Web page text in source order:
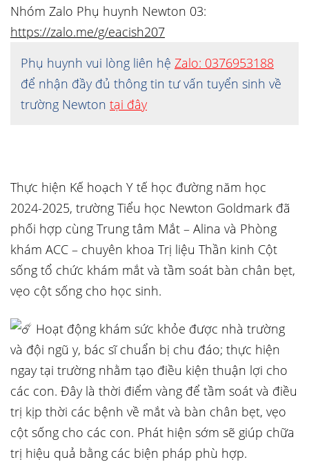
Nhóm Zalo Phụ huynh Newton 03:
https://zalo.me/g/eacish207
Phụ huynh vui lòng liên hệ Zalo: 0376953188
để nhận đầy đủ thông tin tư vấn tuyển sinh về
trường Newton tại đây
Thực hiện Kế hoạch Y tế học đường năm học
2024-2025, trường Tiểu học Newton Goldmark đã
phối hợp cùng Trung tâm Mắt – Alina và Phòng
khám ACC – chuyên khoa Trị liệu Thần kinh Cột
sống tổ chức khám mắt và tầm soát bàn chân bẹt,
vẹo cột sống cho học sinh.
Hoạt động khám sức khỏe được nhà trường
và đội ngũ y, bác sĩ chuẩn bị chu đáo; thực hiện
ngay tại trường nhằm tạo điều kiện thuận lợi cho
các con. Đây là thời điểm vàng để tầm soát và điều
trị kịp thời các bệnh về mắt và bàn chân bẹt, vẹo
cột sống cho các con. Phát hiện sớm sẽ giúp chữa
trị hiệu quả bằng các biện pháp phù hợp.